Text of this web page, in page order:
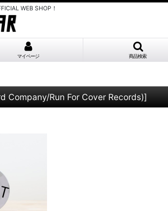
WEB SHOP！
マイページ 商品検索
Company/Run For Cover Records)]